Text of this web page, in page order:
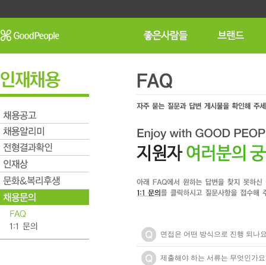
면접은 어떤 방식으로 진행 되나
제출해야 하는 서류는 무엇인가